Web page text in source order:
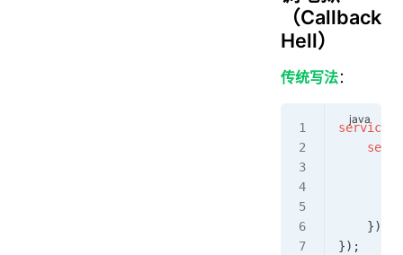
（Callback
Hell）
传统写法：
serviceA
    });
});